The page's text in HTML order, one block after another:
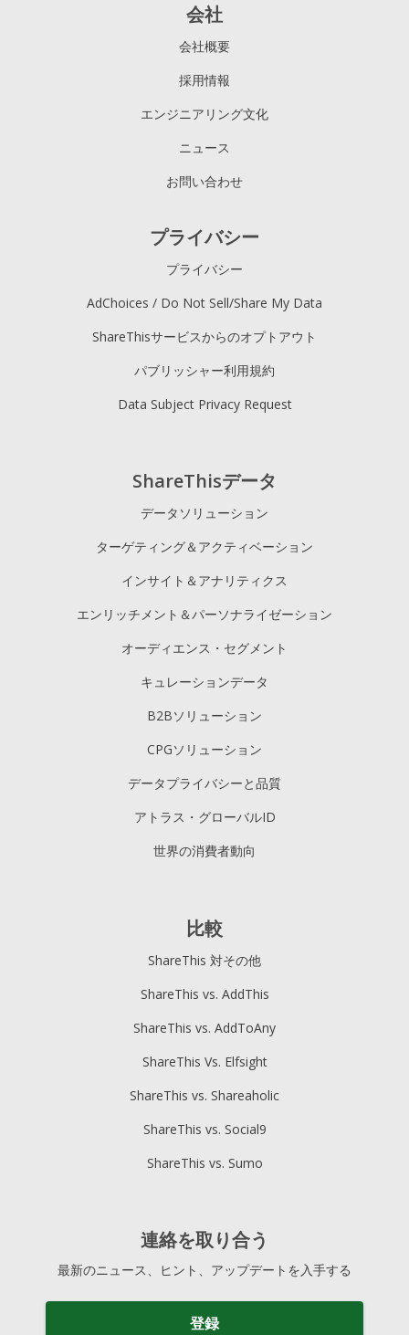
ShareThisデータ
データソリューション
ターゲティング＆アクティベーション
インサイト＆アナリティクス
エンリッチメント＆パーソナライゼーション
オーディエンス・セグメント
キュレーションデータ
B2Bソリューション
CPGソリューション
データプライバシーと品質
アトラス・グローバルID
世界の消費者動向
会社
会社概要
採用情報
エンジニアリング文化
ニュース
お問い合わせ
プライバシー
プライバシー
AdChoices / Do Not Sell/Share My Data
ShareThisサービスからのオプトアウト
パブリッシャー利用規約
Data Subject Privacy Request
比較
ShareThis 対その他
ShareThis vs. AddThis
ShareThis vs. AddToAny
ShareThis Vs. Elfsight
ShareThis vs. Shareaholic
ShareThis vs. Social9
ShareThis vs. Sumo
連絡を取り合う
最新のニュース、ヒント、アップデートを入手する
登録